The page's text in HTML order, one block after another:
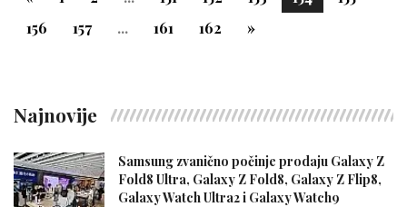
156
157 ... 161 162 »
Najnovije
Samsung zvanično počinje prodaju Galaxy Z
Fold8 Ultra, Galaxy Z Fold8, Galaxy Z Flip8,
Galaxy Watch Ultra2 i Galaxy Watch9